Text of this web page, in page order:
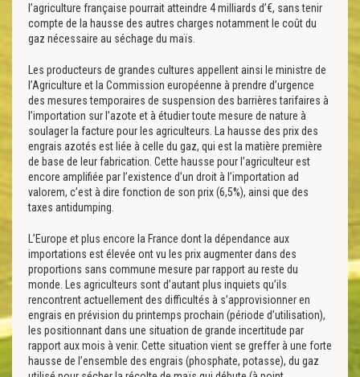
l’agriculture française pourrait atteindre 4 milliards d’€, sans tenir
compte de la hausse des autres charges notamment le coût du
gaz nécessaire au séchage du maïs.
Les producteurs de grandes cultures appellent ainsi le ministre de
l’Agriculture et la Commission européenne à prendre d’urgence
des mesures temporaires de suspension des barrières tarifaires à
l’importation sur l’azote et à étudier toute mesure de nature à
soulager la facture pour les agriculteurs. La hausse des prix des
engrais azotés est liée à celle du gaz, qui est la matière première
de base de leur fabrication. Cette hausse pour l’agriculteur est
encore amplifiée par l’existence d’un droit à l’importation ad
valorem, c’est à dire fonction de son prix (6,5%), ainsi que des
taxes antidumping.
L’Europe et plus encore la France dont la dépendance aux
importations est élevée ont vu les prix augmenter dans des
proportions sans commune mesure par rapport au reste du
monde. Les agriculteurs sont d’autant plus inquiets qu’ils
rencontrent actuellement des difficultés à s’approvisionner en
engrais en prévision du printemps prochain (période d’utilisation),
les positionnant dans une situation de grande incertitude par
rapport aux mois à venir. Cette situation vient se greffer à une forte
hausse de l’ensemble des engrais (phosphate, potasse), du gaz